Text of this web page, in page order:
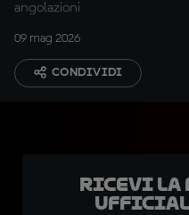
angolazioni
09 mag 2026
CONDIVIDI
Ricevi
ufficiale